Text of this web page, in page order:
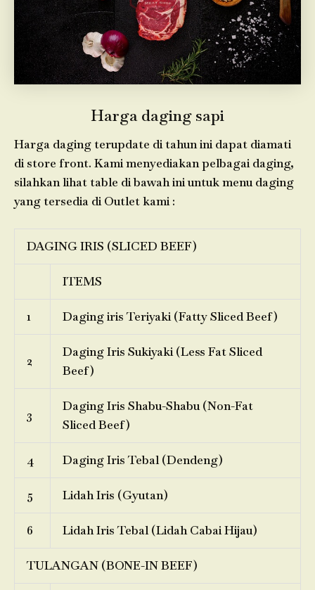
Harga daging sapi
Harga daging terupdate di tahun ini dapat diamati
di store front. Kami menyediakan pelbagai daging,
silahkan lihat table di bawah ini untuk menu daging
yang tersedia di Outlet kami :
DAGING IRIS (SLICED BEEF)
ITEMS
1 Daging iris Teriyaki (Fatty Sliced Beef)
2
Daging Iris Sukiyaki (Less Fat Sliced
Beef)
3
Daging Iris Shabu-Shabu (Non-Fat
Sliced Beef)
4 Daging Iris Tebal (Dendeng)
5 Lidah Iris (Gyutan)
6 Lidah Iris Tebal (Lidah Cabai Hijau)
TULANGAN (BONE-IN BEEF)